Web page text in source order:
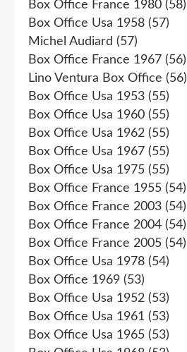
Box Office France 1980 (58)
Box Office Usa 1958 (57)
Michel Audiard (57)
Box Office France 1967 (56)
Lino Ventura Box Office (56)
Box Office Usa 1953 (55)
Box Office Usa 1960 (55)
Box Office Usa 1962 (55)
Box Office Usa 1967 (55)
Box Office Usa 1975 (55)
Box Office France 1955 (54)
Box Office France 2003 (54)
Box Office France 2004 (54)
Box Office France 2005 (54)
Box Office Usa 1978 (54)
Box Office 1969 (53)
Box Office Usa 1952 (53)
Box Office Usa 1961 (53)
Box Office Usa 1965 (53)